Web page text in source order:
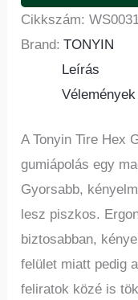
Cikkszám:
Brand: TONYIN
Leírás
A Tonyin Tire Hex
gumiápolás egy
Gyorsabb,
lesz piszkos.
biztosabban,
felület miatt pedig
feliratok közé is